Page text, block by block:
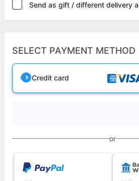
Send as gift / different delivery
SELECT PAYMENT METHOD
Credit card
or